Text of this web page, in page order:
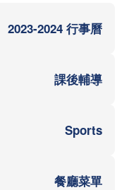
2023-2024 行事曆
課後輔導
Sports
餐廳菜單